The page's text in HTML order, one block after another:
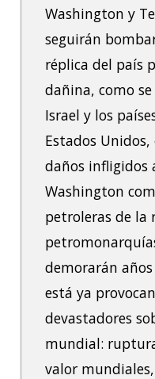
Washington y
seguirán
réplica del país
dañina, como
Israel y los
Estados Unidos,
daños infligidos
Washington
petroleras de la
demorarán
está ya
devastadores
mundial:
valor